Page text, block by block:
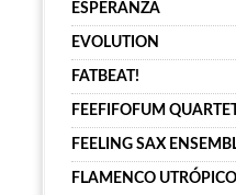
ESPERANZA
EVOLUTION
FATBEAT!
FEEFIFOFUM QUARTET
FEELING SAX
FLAMENCO UTRÓPICO